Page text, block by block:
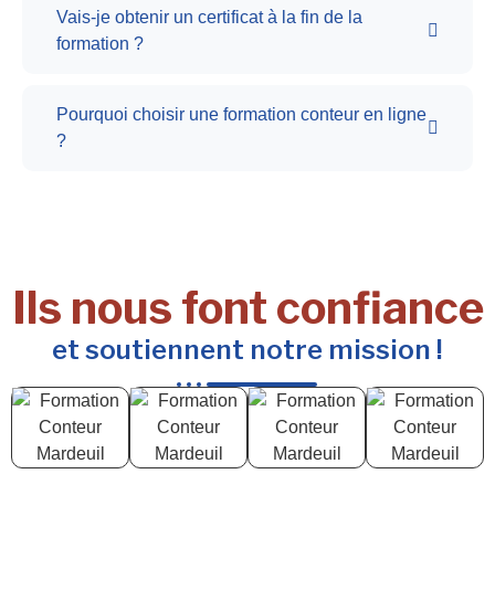
Vais-je obtenir un certificat à la fin de la
formation ?
Pourquoi choisir une formation conteur en ligne
?
Ils nous font confiance
et soutiennent notre mission !